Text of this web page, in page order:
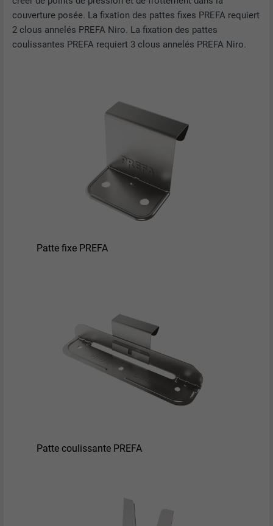
couverture posée. La fixation des pattes fixes PREFA requiert
2 clous annelés PREFA Niro. La fixation des pattes
coulissantes PREFA requiert 3 clous annelés PREFA Niro.
Patte fixe PREFA
Patte coulissante PREFA